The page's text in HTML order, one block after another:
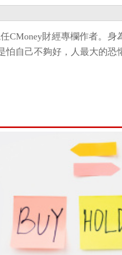
CMoney財經專欄作者。身
自己不夠好，人最大的恐